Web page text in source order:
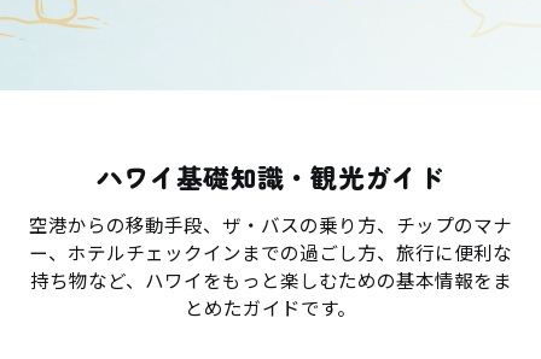
ハワイ基礎知識・観光ガイド
空港からの移動手段、ザ・バスの乗り方、チップのマナ
ー、ホテルチェックインまでの過ごし方、旅行に便利な
持ち物など、ハワイをもっと楽しむための基本情報をま
とめたガイドです。